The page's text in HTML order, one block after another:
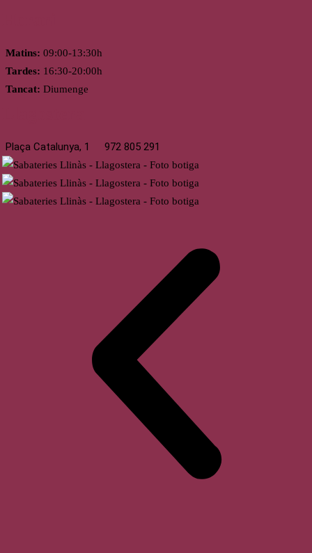
Matins: 09:00-13:30h
Tardes: 16:30-20:00h
Tancat: Diumenge
Plaça Catalunya, 1 972 805 291